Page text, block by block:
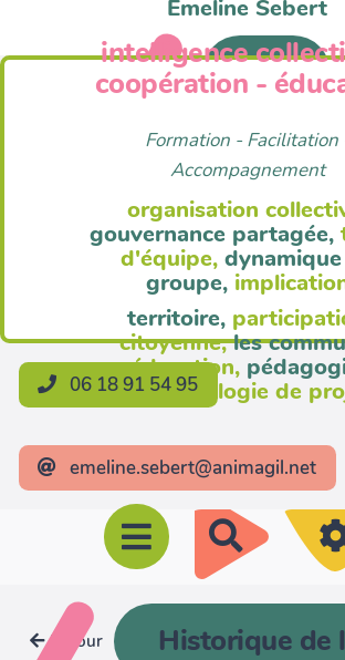
R
e
c
h
Anim'Agil
Emeline Sebert
intelligence
coopération -
Formation - Facilitation
Accompagnement
organisation
gouvernance partagée,
d'équipe,
groupe,
territoire,
citoyenne, les
éducation,
méthodologie de
06 18 91 54 95
emeline.sebert@animagil.net
Retour Historique de